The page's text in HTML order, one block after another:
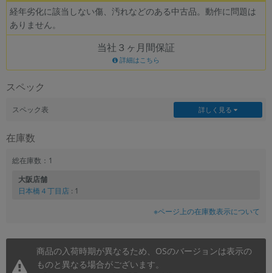
経年劣化に該当しない傷、汚れなどのある中古品。動作に問題は
ありません。
当社３ヶ月間保証
詳細はこちら
スペック
スペック表 詳しく見る
在庫数
総在庫数：1
大阪店舗
日本橋４丁目店 : 1
※ページ上の在庫数表示について
商品の入荷時期が異なるため、OSのバージョンは表示の
ものと異なる場合がございます。
メモリ
モニタサイズ
価格
年 月 から